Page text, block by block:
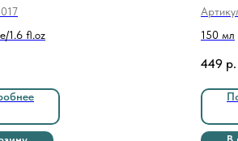
& elasticity 50 мл
1.6 fl.oz
FOR
150 мл
449 р.